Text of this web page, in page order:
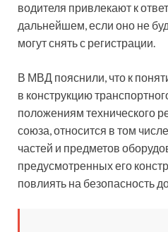
водителя привлекают к
дальнейшем, если оно не
могут снять с регистрации.
В МВД пояснили, что к
в конструкцию
положениям технического
союза, относится в том
частей и предметов
предусмотренных его
повлиять на безопасность